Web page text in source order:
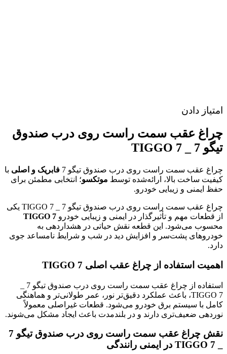
امتیاز دادن
چراغ عقب سمت راست روی درب صندوق
تیگو 7 _ TIGGO 7
چراغ عقب سمت راست روی درب صندوق تیگو 7 فابریک و اصلی با
کیفیت ساخت بالا، ارائه‌شده توسط موتکسو؛ انتخابی مطمئن برای
حفظ ایمنی و زیبایی خودرو.
چراغ عقب سمت راست روی درب صندوق تیگو 7 _ TIGGO 7 یکی
از قطعات مهم و تأثیرگذار در ایمنی و زیبایی خودرو TIGGO 7
محسوب می‌شود. این قطعه نقش حیاتی در هشداردهی به
خودروهای پشت‌سر و افزایش دید در شب و شرایط نامساعد جوی
دارد.
اهمیت استفاده از چراغ عقب اصلی TIGGO 7
TIGGO 7، باعث عملکرد دقیق‌تر نور، عمر طولانی‌تر و هماهنگی
کامل با سیستم برق خودرو می‌شود. قطعات غیراصلی معمولاً
نوردهی ضعیف‌تری دارند و در بلندمدت باعث ایجاد مشکل می‌شوند.
نقش چراغ عقب سمت راست روی درب صندوق تیگو 7